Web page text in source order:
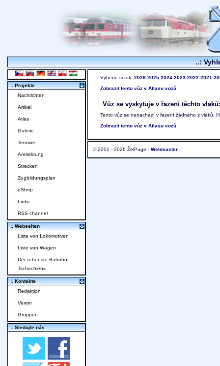
..:
Vyberte si rok: 2026 2025 2024 2023 2022 2021
Zobrazit tento vůz v Atlasu vozů
Vůz se vyskytuje v řazení těchto vlaků:
Tento vůz se nenachází v řazení žádného z vlaků.
Zobrazit tento vůz v Atlasu vozů
© 2001 - 2026 ŽelPage - Webmaster
:. Projekte
Nachrichten
Artikel
Atlas
Galerie
Termine
Anmeldung
Strecken
Zugbildungsplan
eShop
Links
RSS channel
:. Webseiten
Liste von Lokomotiven
Liste von Wagen
Der schönste Bahnhof
Tschechiens
:. Kontakte
Redaktion
Verein
Gruppen
:. Sledujte nás